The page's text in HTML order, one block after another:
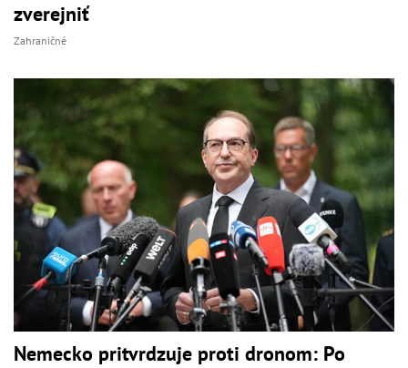
zverejniť
Zahraničné
Nemecko pritvrdzuje proti dronom: Po